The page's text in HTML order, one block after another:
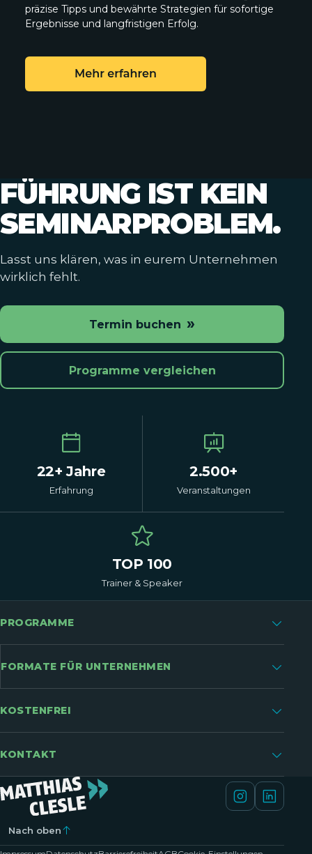
präzise Tipps und bewährte Strategien für sofortige
Ergebnisse und langfristigen Erfolg.
FÜHRUNG IST KEIN
SEMINARPROBLEM.
Lasst uns klären, was in eurem Unternehmen
wirklich fehlt.
Termin buchen »
Programme vergleichen
22+ Jahre
Erfahrung
2.500+
Veranstaltungen
TOP 100
Trainer & Speaker
PROGRAMME
FORMATE FÜR UNTERNEHMEN
KOSTENFREI
KONTAKT
Nach oben